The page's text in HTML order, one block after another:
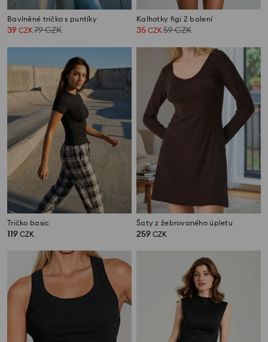
Bavlněné tričko s puntíky
39 CZK79CZK
Kalhotky figi 2 balení
35 CZK59CZK
Tričko basic
119 CZK
Šaty z žebrovaného úpletu
259 CZK